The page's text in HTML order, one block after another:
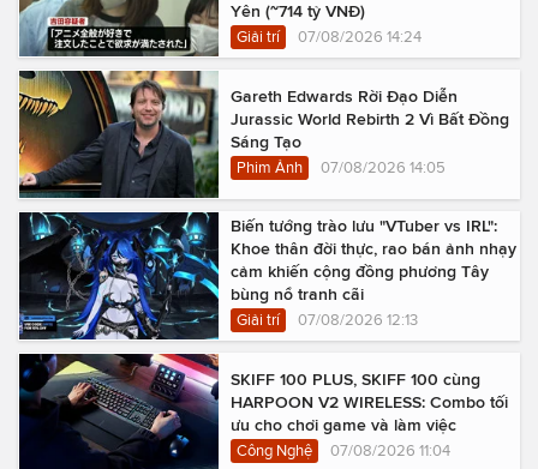
Yên (~714 tỷ VNĐ)
Giải trí 07/08/2026 14:24
Gareth Edwards Rời Đạo Diễn
Jurassic World Rebirth 2 Vì Bất Đồng
Sáng Tạo
Phim Ảnh 07/08/2026 14:05
Biến tướng trào lưu "VTuber vs IRL":
Khoe thân đời thực, rao bán ảnh nhạy
cảm khiến cộng đồng phương Tây
bùng nổ tranh cãi
Giải trí 07/08/2026 12:13
SKIFF 100 PLUS, SKIFF 100 cùng
HARPOON V2 WIRELESS: Combo tối
ưu cho chơi game và làm việc
Công Nghệ 07/08/2026 11:04